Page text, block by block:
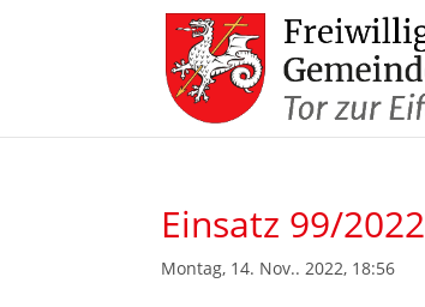
Einsatz 99/2022
Montag, 14. Nov.. 2022, 18:56